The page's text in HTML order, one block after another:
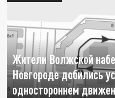
Жители Волжской
Новгороде добились
одностороннем